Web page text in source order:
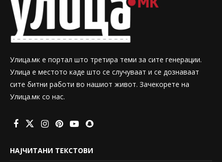
Улица.мк е портал што третира теми за сите генерации.
Улица е местото каде што се случуваат и се дознаваат
сите битни работи во нашиот живот. Зачекорете на
Улица.мк со нас.
НАЈЧИТАНИ ТЕКСТОВИ